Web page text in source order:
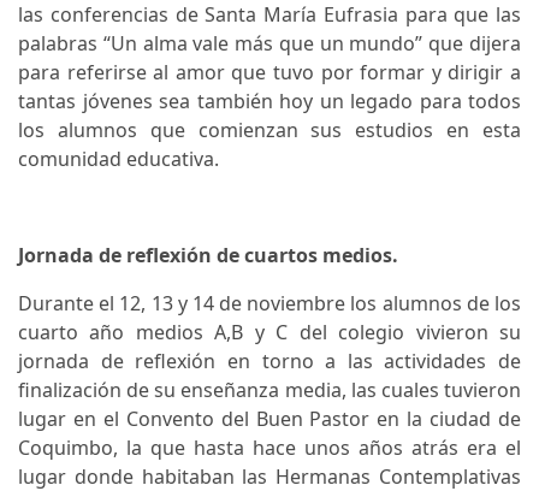
las conferencias de Santa María Eufrasia para que las
palabras “Un alma vale más que un mundo” que dijera
para referirse al amor que tuvo por formar y dirigir a
tantas jóvenes sea también hoy un legado para todos
los alumnos que comienzan sus estudios en esta
comunidad educativa.
Jornada de reflexión de cuartos medios.
Durante el 12, 13 y 14 de noviembre los alumnos de los
cuarto año medios A,B y C del colegio vivieron su
jornada de reflexión en torno a las actividades de
finalización de su enseñanza media, las cuales tuvieron
lugar en el Convento del Buen Pastor en la ciudad de
Coquimbo, la que hasta hace unos años atrás era el
lugar donde habitaban las Hermanas Contemplativas